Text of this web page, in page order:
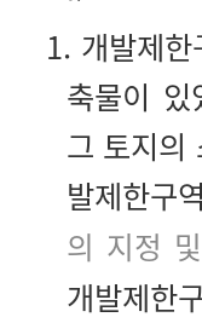
1. 개발제
축물이
그 토지의
발제한구
의 지정
개발제한